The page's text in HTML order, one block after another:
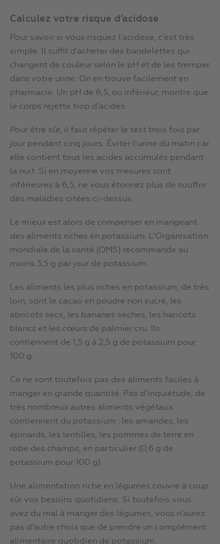
Calculez votre risque d’acidose
Pour savoir si vous risquez l’acidose, c’est très
simple. Il suffit d’acheter des bandelettes qui
changent de couleur selon le pH et de les tremper
dans votre urine. On en trouve facilement en
pharmacie. Un pH de 6,5, ou inférieur, montre que
le corps rejette trop d’acides.
Pour être sûr, il faut répéter le test trois fois par
jour pendant cinq jours. Éviter l’urine du matin car
elle contient tous les acides accumulés pendant
la nuit. Si en moyenne vos mesures sont
inférieures à 6,5, ne vous étonnez plus de souffrir
des maladies citées ci-dessus.
Le mieux est alors de compenser en mangeant
des aliments riches en potassium. L’Organisation
mondiale de la santé (OMS) recommande au
moins 3,5 g par jour de potassium.
Les aliments les plus riches en potassium, de très
loin, sont le cacao en poudre non sucré, les
abricots secs, les bananes sèches, les haricots
blancs et les cœurs de palmier cru. Ils
contiennent de 1,5 g à 2,5 g de potassium pour
100 g.
Ce ne sont toutefois pas des aliments faciles à
manger en grande quantité. Pas d’inquiétude, de
très nombreux autres aliments végétaux
contiennent du potassium : les amandes, les
épinards, les lentilles, les pommes de terre en
robe des champs, en particulier (0,6 g de
potassium pour 100 g).
Une alimentation riche en légumes couvre à coup
sûr vos besoins quotidiens. Si toutefois vous
avez du mal à manger des légumes, vous n’aurez
pas d’autre choix que de prendre un complément
alimentaire quotidien de potassium.